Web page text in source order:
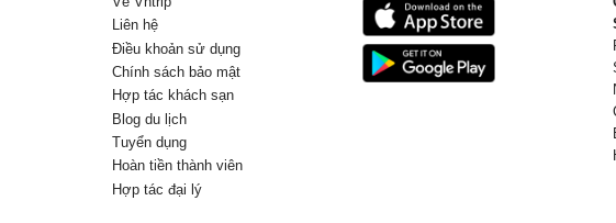
Liên hệ
Điều khoản sử dụng
Chính sách bảo mật
Hợp tác khách sạn
Blog du lịch
Tuyển dụng
Hoàn tiền thành viên
Hợp tác đại lý